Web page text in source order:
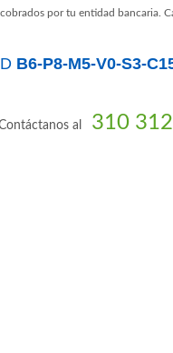
por tu entidad bancaria.
B6-P8-M5-V0-S3-
al 310